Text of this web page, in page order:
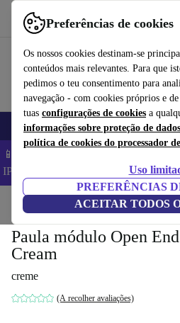
Preferências de cookies
Os nossos cookies destinam-se
conteúdos mais relevantes. Para que
pedimos o teu consentimento para
navegação - com cookies próprios e
tuas configurações de cookies a
informações sobre proteção de dados
política de cookies do processador
Uso
PREFERÊNCIAS
ACEITAR TODOS
Use o refurbed de forma rápida e fácil
Telemóveis Computadores Portáteis
📱 Poupa 5% EXTRA em todos os
IPHONEDEAL –
Início Casa Móveis
Paula módulo Open
Cream
creme
(A recolher avaliações)